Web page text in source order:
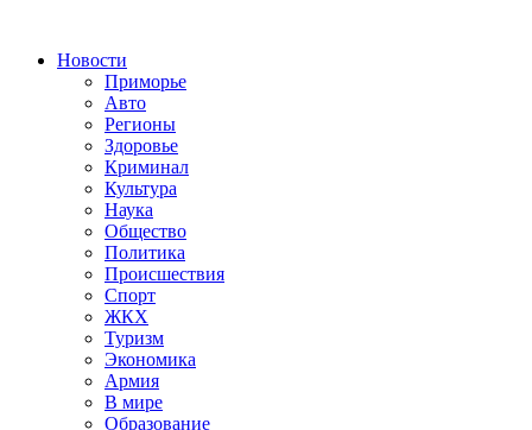
Новости
Приморье
Авто
Регионы
Здоровье
Криминал
Культура
Наука
Общество
Политика
Происшествия
Спорт
ЖКХ
Туризм
Экономика
Армия
В мире
Образование